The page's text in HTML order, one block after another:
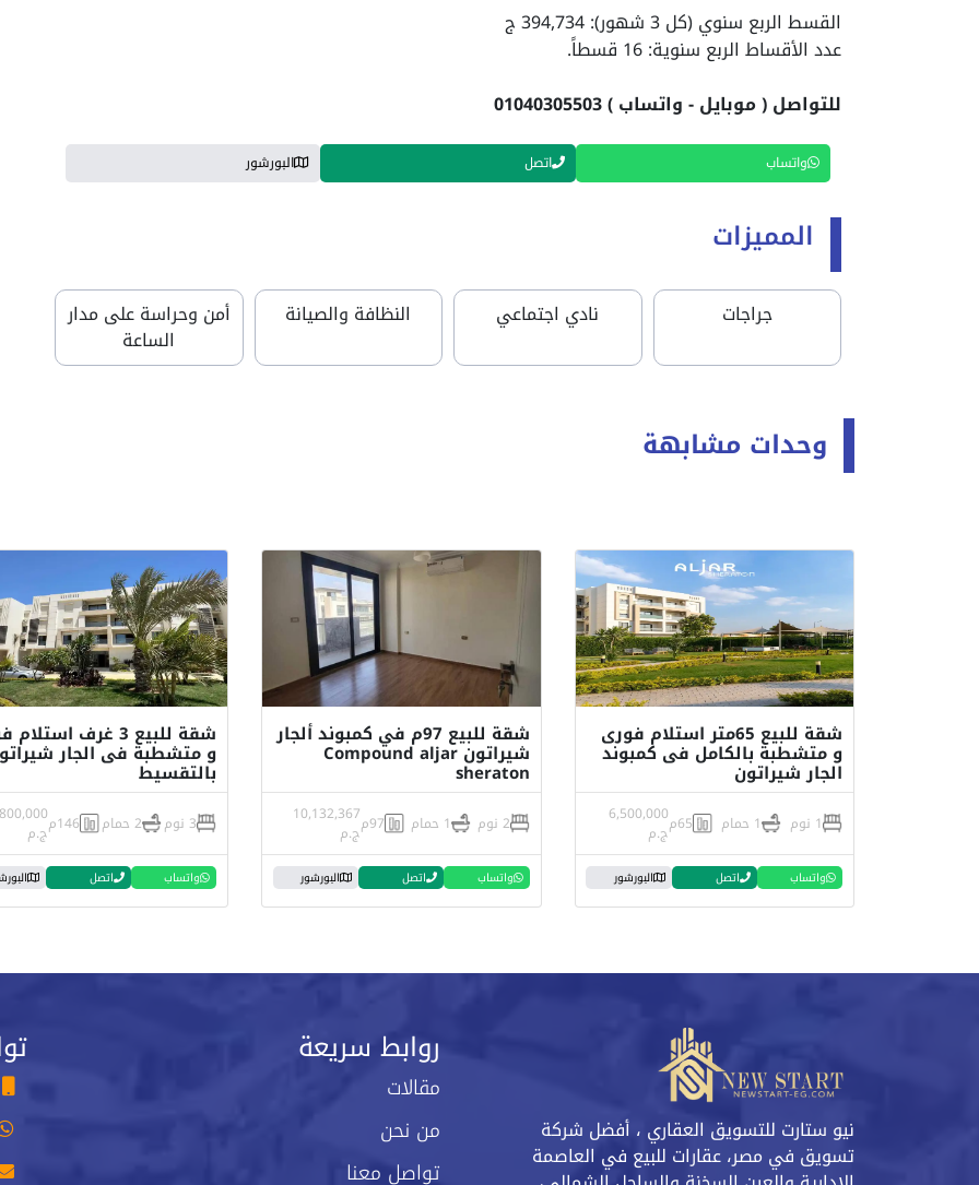
القسط الربع سنوي (كل 3 شهور): 394,734 ج
عدد الأقساط الربع سنوية: 16 قسطاً.
للتواصل ( موبايل - واتساب ) 01040305503
واتساب اتصل البورشور
المميزات
جراجات نادي اجتماعي النظافة والصيانة أمن وحراسة على مدار
الساعة
وحدات مشابهة
شقة للبيع 65متر استلام فورى
و متشطبة بالكامل فى كمبوند
الجار شيراتون
1 نوم 1 حمام 65م 6,500,000
ج.م
واتساب اتصل البورشور
شقة للبيع 97م في كمبوند ألجار
شيراتون Compound aljar
sheraton
2 نوم 1 حمام 97م 10,132,367
ج.م
واتساب اتصل البورشور
شقة للبيع 3 غرف
و متشطبة فى الجار
بالتقسيط
3 نوم 2 حمام 146م ج.م
واتساب اتصل
نيو ستارت للتسويق العقاري ، أفضل شركة
تسويق في مصر، عقارات للبيع في العاصمة
روابط سريعة
مقالات
من نحن
تواصل معنا